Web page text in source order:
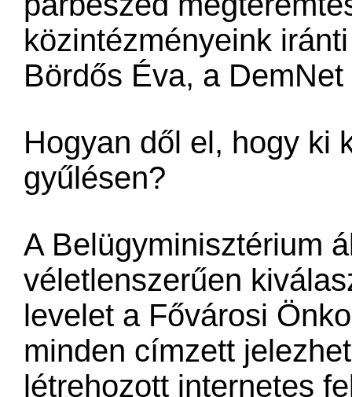
közintézményeink
Bördős Éva, a
Hogyan dől el, hogy ki
gyűlésen?
A Belügyminisztérium
véletlenszerűen
levelet a Fővárosi
minden címzett
létrehozott internetes